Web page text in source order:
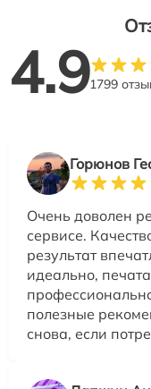
4.91799
Горюнов
Очень доволен
сервисе.
результат
идеально,
полезные
снова, если